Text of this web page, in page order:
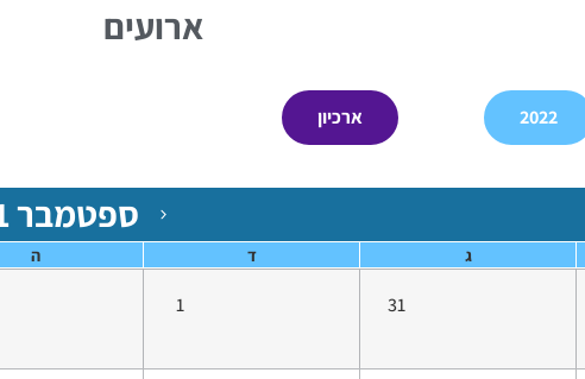
ארועים
2022 ארכיון
ספטמבר 2021
ג ד ה
31
1